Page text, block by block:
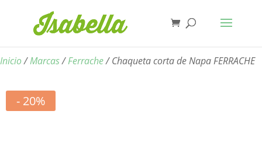
Inicio/Marcas/Ferrache/ Chaqueta corta de Napa FERRACHE
- 20%